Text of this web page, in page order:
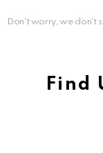
Don't worry, we don't
Find